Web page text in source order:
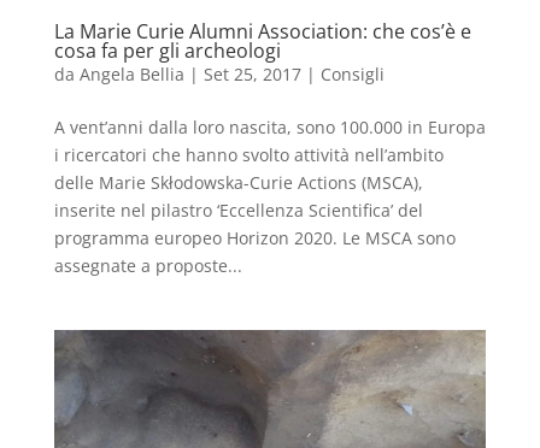
La Marie Curie Alumni Association: che cos’è e
cosa fa per gli archeologi
da Angela Bellia | Set 25, 2017| Consigli
A vent’anni dalla loro nascita, sono 100.000 in Europa
i ricercatori che hanno svolto attività nell’ambito
delle Marie Skłodowska-Curie Actions (MSCA),
inserite nel pilastro ‘Eccellenza Scientifica’ del
programma europeo Horizon 2020. Le MSCA sono
assegnate a proposte...